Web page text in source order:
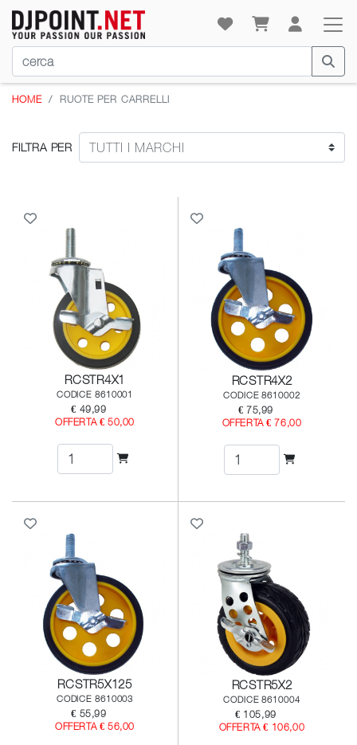
HOME RUOTE PER CARRELLI
FILTRA PER
RCSTR4X1
CODICE 8610001
€ 49,99
OFFERTA € 50,00
RCSTR4X2
CODICE 8610002
€ 75,99
OFFERTA € 76,00
RCSTR5X125
CODICE 8610003
€ 55,99
OFFERTA € 56,00
RCSTR5X2
CODICE 8610004
€ 105,99
OFFERTA € 106,00